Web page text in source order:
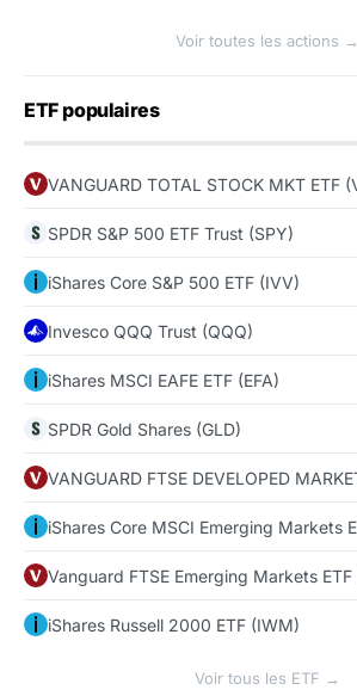
Voir toutes les actions →
ETF populaires
VANGUARD TOTAL STOCK MKT ETF
SPDR S&P 500 ETF Trust (SPY)
iShares Core S&P 500 ETF (IVV)
Invesco QQQ Trust (QQQ)
iShares MSCI EAFE ETF (EFA)
SPDR Gold Shares (GLD)
VANGUARD FTSE DEVELOPED
iShares Core MSCI Emerging Markets
Vanguard FTSE Emerging Markets ETF
iShares Russell 2000 ETF (IWM)
Voir tous les ETF →